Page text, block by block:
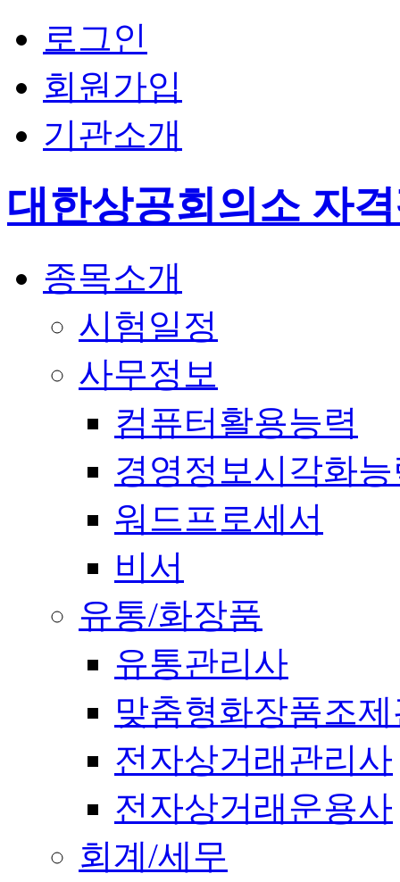
로그인
회원가입
기관소개
대한상공회의소 자
종목소개
시험일정
사무정보
컴퓨터활용능력
경영정보시각화
워드프로세서
비서
유통/화장품
유통관리사
맞춤형화장품조
전자상거래관리사
전자상거래운용사
회계/세무